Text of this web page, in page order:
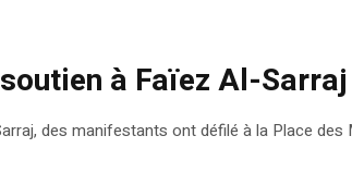
à Faïez Al-Sarraj
des manifestants ont défilé à la Place des